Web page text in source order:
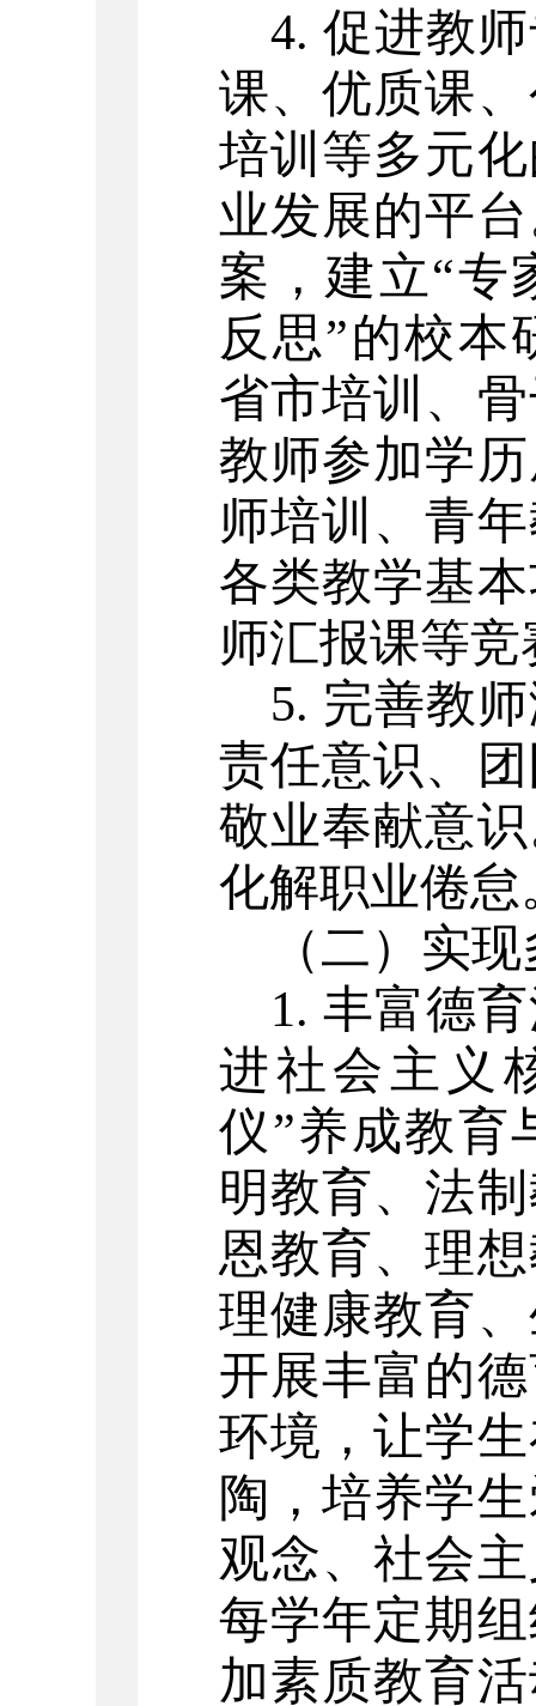
4. 促进教
课、优质课
培训等多元
业发展的平
案，建立“专
反思”的校本
省市培训、
教师参加学
师培训、青
各类教学基
师汇报课等
5. 完善教
责任意识、
敬业奉献意
化解职业倦怠
（二）实
1. 丰富德
进社会主义
仪”养成教育
明教育、法
恩教育、理
理健康教育
开展丰富的
环境，让学
陶，培养学
观念、社会
每学年定期
加素质教育